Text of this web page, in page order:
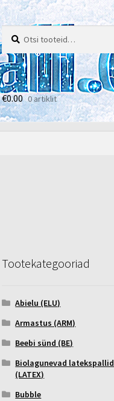
Otsi:
Otsi
€0.00 0 artiklit
Tootekategooriad
Abielu (ELU)
Armastus (ARM)
Beebi sünd (BE)
Biolagunevad latekspallid
(LATEX)
Bubble